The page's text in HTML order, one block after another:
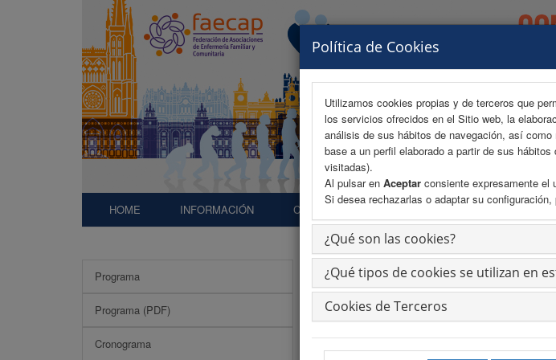
Política de Cookies
Utilizamos cookies propias y de terceros que
los servicios ofrecidos en el Sitio web, la
análisis de sus hábitos de navegación, así
base a un perfil elaborado a partir de sus
visitadas).
Al pulsar en Aceptar consiente expresamente el
Si desea rechazarlas o adaptar su configuración,
¿Qué son las cookies?
¿Qué tipos de cookies se utilizan en
Cookies de Terceros
HOME INFORMACIÓN COMITÉS ÁREA CIENTÍFICA
Programa
Programa (PDF)
Cronograma
Las Mesas y los
Beca investigación FAECAP